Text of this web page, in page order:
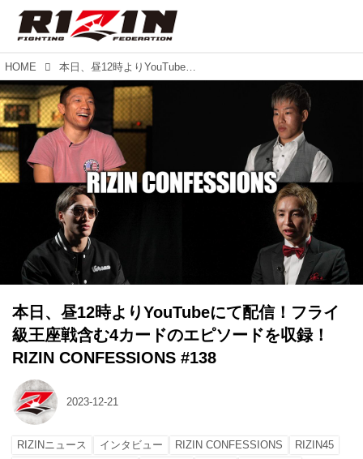
HOME 本日、昼12時よりYouTubeにて配信！フライ級王座戦含む4カードのエピソードを収録！RIZIN CONFESSIONS #138
本日、昼12時よりYouTubeにて配信！フライ
級王座戦含む4カードのエピソードを収録！
RIZIN CONFESSIONS #138
2023-12-21
RIZINニュース インタビュー RIZIN CONFESSIONS
RIZIN45